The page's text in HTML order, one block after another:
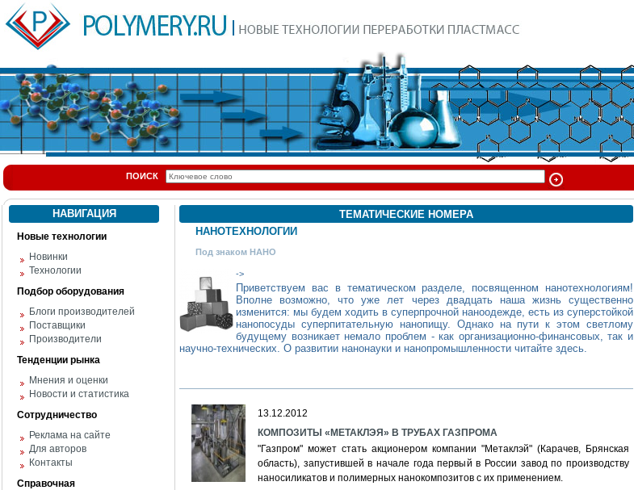
ПОИСК
НАВИГАЦИЯ
Новые технологии
Новинки
Технологии
Подбор оборудования
Блоги производителей
Поставщики
Производители
Тенденции рынка
Мнения и оценки
Новости и статистика
Сотрудничество
Реклама на сайте
Для авторов
Контакты
Справочная
ТЕМАТИЧЕСКИЕ НОМЕРА
НАНОТЕХНОЛОГИИ
Под знаком НАНО
->
Приветствуем вас в тематическом разделе, посвященном нанотехнологиям!
Вполне возможно, что уже лет через двадцать наша жизнь существенно
изменится: мы будем ходить в суперпрочной наноодежде, есть из суперстойкой
нанопосуды суперпитательную нанопищу. Однако на пути к этом светлому
будущему возникает немало проблем - как организационно-финансовых, так и
научно-технических. О развитии нанонауки и нанопромышленности читайте здесь.
13.12.2012
КОМПОЗИТЫ «МЕТАКЛЭЯ» В ТРУБАХ ГАЗПРОМА
"Газпром" может стать акционером компании "Метаклэй" (Карачев, Брянская
область), запустившей в начале года первый в России завод по производству
наносиликатов и полимерных нанокомпозитов с их применением.